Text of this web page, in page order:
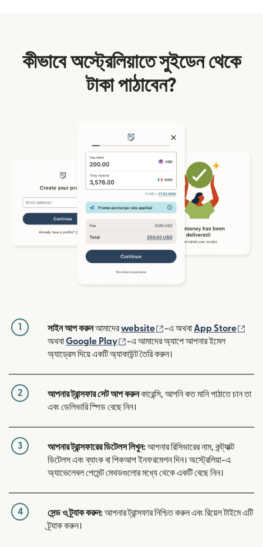
কীভাবে অস্ট্রেলিয়াতে সুইডেন থেকে
টাকা পাঠাবেন?
1 সাইন আপ করুনআমাদেরwebsite (নতুন উইন্ডোতে খুলবে)
-এ অথবা App Store
অথবাGoogle Play (নতুন উইন্ডোতে খুলবে)
-এ আমাদের অ্যাপে আপনার ইমেল
অ্যাড্রেস দিয়ে একটি অ্যাকাউন্ট তৈরি করুন।
2 আপনার ট্রান্সফার সেট আপ করুনকারেন্সি, আপনি কত মানি পাঠাতে চান তা
এবং ডেলিভারি স্পিড বেছে নিন।
3 আপনার ট্রান্সফারের ডিটেলস লিখুন:আপনার রিসিভারের নাম, কন্ট্যাক্ট
ডিটেলস এবং ব্যাংক বা পিকআপ ইনফরমেশন দিন। অস্ট্রেলিয়া-এ
অ্যাভেলেবল পেমেন্ট মেথডগুলোর মধ্যে থেকে একটি বেছে নিন।
4 সেন্ড ও ট্র্যাক করুন:আপনার ট্রান্সফার নিশ্চিত করুন এবং রিয়েল টাইমে এটি
ট্র্যাক করুন।